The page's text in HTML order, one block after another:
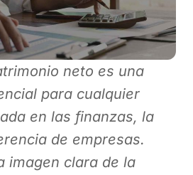
neto es una
para cualquier
en las finanzas, la
de empresas.
imagen clara de la